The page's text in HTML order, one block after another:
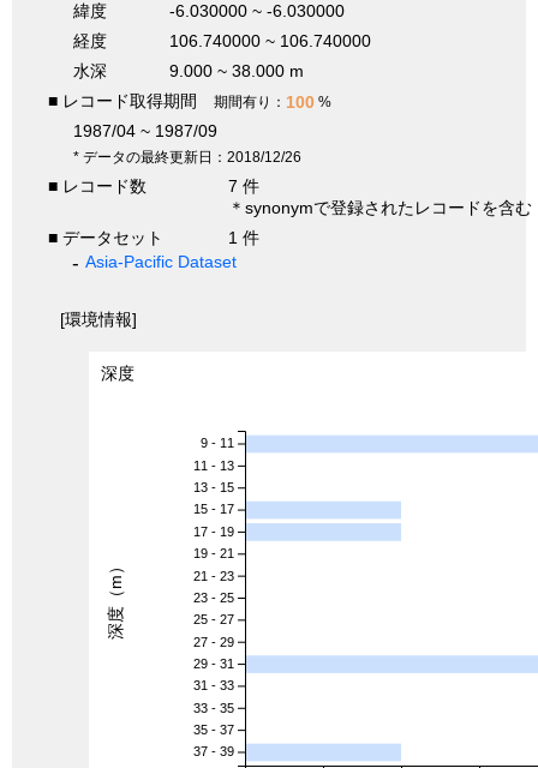
緯度
-6.030000 ~ -6.030000
経度
106.740000 ~ 106.740000
水深
9.000 ~ 38.000 m
■ レコード取得期間
期間有り： 100 %
1987/04 ~ 1987/09
* データの最終更新日：2018/12/26
■ レコード数
7 件
＊synonymで登録されたレコードを含む
■ データセット
1 件
Asia-Pacific Dataset
[環境情報]
深度
9 - 11
11 - 13
13 - 15
15 - 17
17 - 19
19 - 21
21 - 23
23 - 25
25 - 27
27 - 29
29 - 31
31 - 33
33 - 35
35 - 37
37 - 39
深度（m）